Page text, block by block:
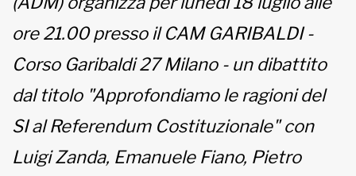
Imbonati, 89 20159 Milano (Italia)
Informativa sulla privacy
ore 21.00 presso il CAM GARIBALDI -
Corso Garibaldi 27 Milano - un dibattito
dal titolo "Approfondiamo le ragioni del
SI al Referendum Costituzionale" con
Luigi Zanda, Emanuele Fiano, Pietro